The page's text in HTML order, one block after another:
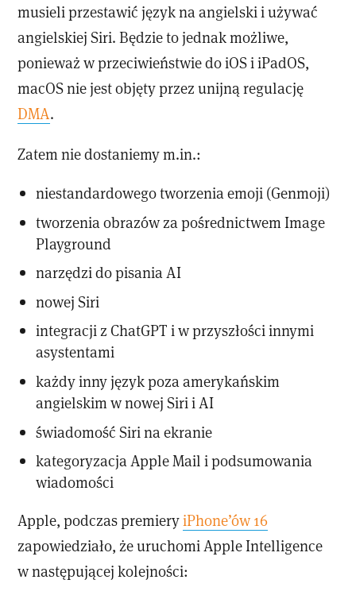
musieli przestawić język na angielski i używać
angielskiej Siri. Będzie to jednak możliwe,
ponieważ w przeciwieństwie do iOS i iPadOS,
macOS nie jest objęty przez unijną regulację
DMA.
Zatem nie dostaniemy m.in.:
niestandardowego tworzenia emoji (Genmoji)
tworzenia obrazów za pośrednictwem Image
Playground
narzędzi do pisania AI
nowej Siri
integracji z ChatGPT i w przyszłości innymi
asystentami
każdy inny język poza amerykańskim
angielskim w nowej Siri i AI
świadomość Siri na ekranie
kategoryzacja Apple Mail i podsumowania
wiadomości
Apple, podczas premieryiPhone’ów 16
zapowiedziało, że uruchomi Apple Intelligence
w następującej kolejności: